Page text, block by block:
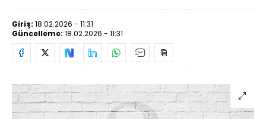
Giriş: 18.02.2026 - 11:31
Güncelleme: 18.02.2026 - 11:31